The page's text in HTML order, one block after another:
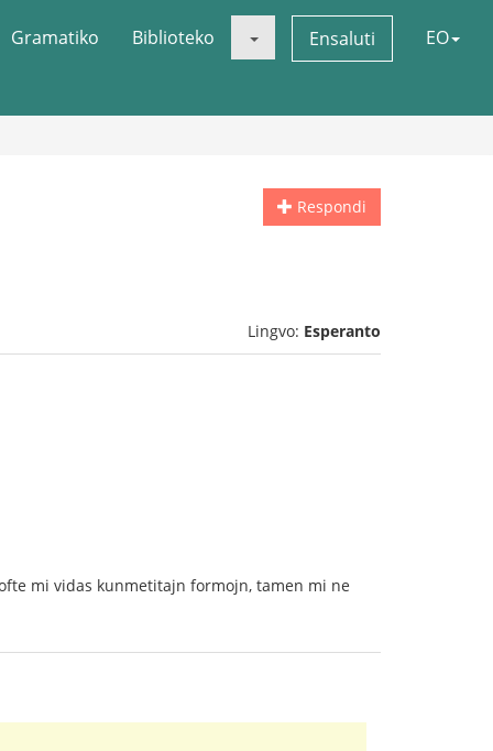
Gramatiko Biblioteko Ensaluti EO
Respondi
Lingvo: Esperanto
mi vidas kunmetitajn formojn, tamen mi ne